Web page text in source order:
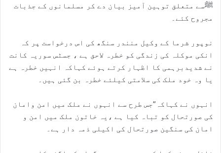
ﷺسے متعلق توہین آمیز بیان دے کر مسلمانوں کے جذبات
مجروح کئے۔
نوپور شرما کے وکیل منندر سنگھ کی اس درخواست پر کہ
انکی موکلہ کی زندگی کو خطرہ لاحق ہے ، جسٹس سوریہ کانت
نے شدیدبرہمی کا اظہار کرتے ہوئے کہاکہ انہیں خطرہ ہے
یا وہ خود ملک کی سلامتی کیلئے خطرہ بن گئی ہیں۔
انہوں نے کہاکہ”جس طرح سے انہوں نے ملک میں امن وامان
کی صورتحال کو تباہ کیا ہے ،یہ خاتون ملک میں امن و
امان کی سنگین صورتحال کی اکیلی ذمہ دار ہے۔